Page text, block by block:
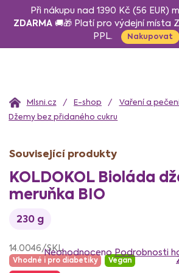
Při nákupu nad 1390 Kč (56 EUR)
ZDARMA 🚚🎁 Platí pro výdejní místa
PPL.
Nakupovat
Domů E-shop Vaření a
Džemy bez přidaného cukru
KOLDOKOL Bioláda
meruňka BIO
230 g
14.0046/SKL
Vhodné i pro diabetiky
Vegan
hodnocení
produktu
Neohodnoceno Podrobnosti
Související produkty